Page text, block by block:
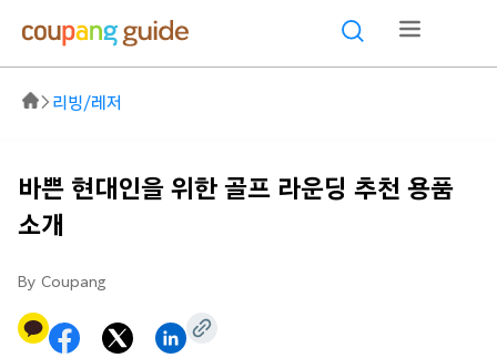
리빙/레저
바쁜 현대인을 위한 골프 라운딩 추천 용품
소개
By Coupang